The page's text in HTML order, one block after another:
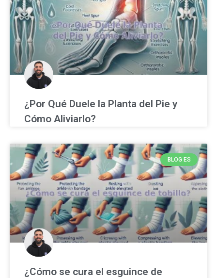
¿Por Qué Duele la Planta del Pie y
Cómo Aliviarlo?
BLOG ES
¿Cómo se cura el esguince de